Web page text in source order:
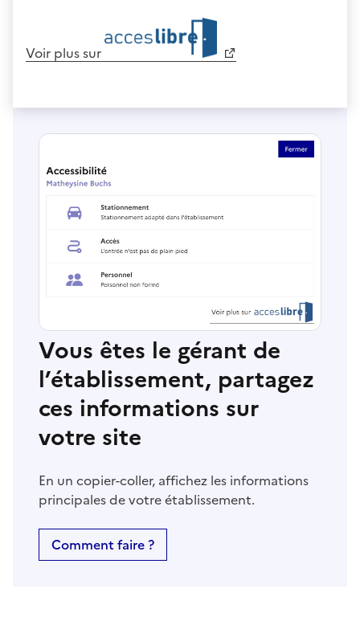
Voir plus sur
Vous êtes le gérant de
l’établissement, partagez
ces informations sur
votre site
En un copier-coller, affichez les informations
principales de votre établissement.
Comment faire ?